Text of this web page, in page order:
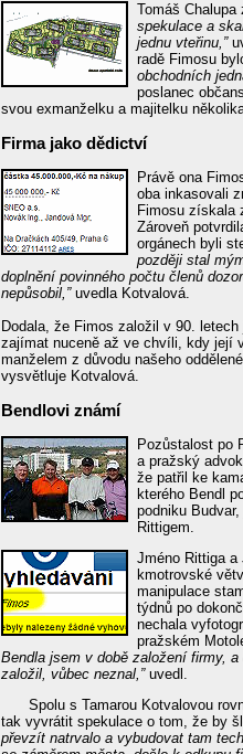
Tomáš
spekulace a
jednu vteřinu,”
radě Fimosu
obchodních
poslanec
svou exmanželku a majitelku
Firma jako dědictví
Právě ona
oba inkasovali
Fimosu získala
Zároveň
orgánech byli
později stal
doplnění povinného počtu členů
nepůsobil,”uvedla Kotvalová.
Dodala, že Fimos založil v 90.
zajímat nuceně až ve chvíli, kdy její
manželem z důvodu našeho
vysvětluje Kotvalová.
Bendlovi známí
Pozůstalost po
a pražský
že patřil ke
kterého Bendl
podniku
Rittigem.
Jméno Rittiga
kmotrovské
manipulace
týdnů po
nechala
pražském
Bendla jsem v době založení firmy,
založil, vůbec neznal,”uvedl.
Spolu s Tamarou Kotvalovou
tak vyvrátit spekulace o tom, že by
převzít natrvalo a vybudovat tam